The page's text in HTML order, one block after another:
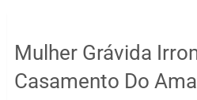
Mulher Grávida
Casamento Do